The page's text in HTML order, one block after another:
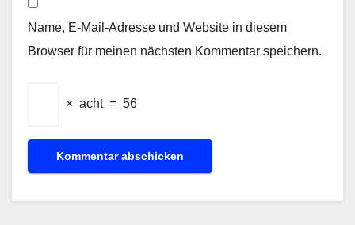
Name, E-Mail-Adresse und Website in diesem
Browser für meinen nächsten Kommentar speichern.
× acht = 56